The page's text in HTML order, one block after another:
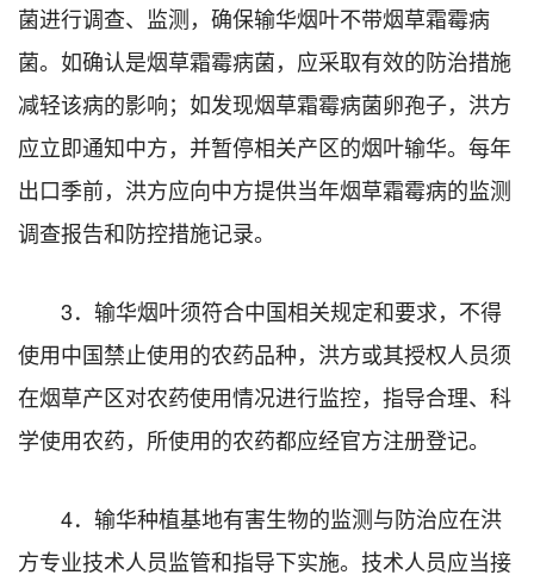
菌进行调查、监测，确保输华烟叶不带烟草霜霉病
菌。如确认是烟草霜霉病菌，应采取有效的防治措施
减轻该病的影响；如发现烟草霜霉病菌卵孢子，洪方
应立即通知中方，并暂停相关产区的烟叶输华。每年
出口季前，洪方应向中方提供当年烟草霜霉病的监测
调查报告和防控措施记录。
3．输华烟叶须符合中国相关规定和要求，不得
使用中国禁止使用的农药品种，洪方或其授权人员须
在烟草产区对农药使用情况进行监控，指导合理、科
学使用农药，所使用的农药都应经官方注册登记。
4．输华种植基地有害生物的监测与防治应在洪
方专业技术人员监管和指导下实施。技术人员应当接